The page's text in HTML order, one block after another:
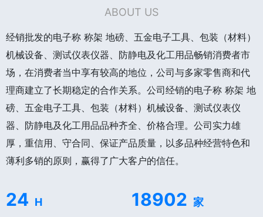
ABOUT US
经销批发的电子称 称架 地磅、五金电子工具、包装（材料）
机械设备、测试仪表仪器、防静电及化工用品畅销消费者市
场，在消费者当中享有较高的地位，公司与多家零售商和代
理商建立了长期稳定的合作关系。公司经销的电子称 称架 地
磅、五金电子工具、包装（材料）机械设备、测试仪表仪
器、防静电及化工用品品种齐全、价格合理。公司实力雄
厚，重信用、守合同、保证产品质量，以多品种经营特色和
薄利多销的原则，赢得了广大客户的信任。
24 H 18902 家